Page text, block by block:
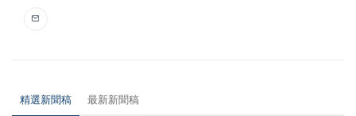
精選新聞稿 最新新聞稿